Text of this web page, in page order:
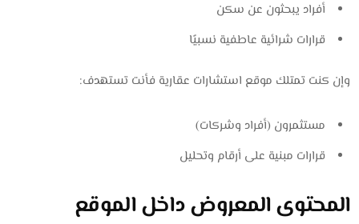
أفراد يبحثون عن سكن
قرارات شرائية عاطفية نسبيًا
وإن كنت تمتلك موقع استشارات عقارية فأنت تستهدف:
مستثمرون (أفراد وشركات)
قرارات مبنية على أرقام وتحليل
المحتوى المعروض داخل الموقع